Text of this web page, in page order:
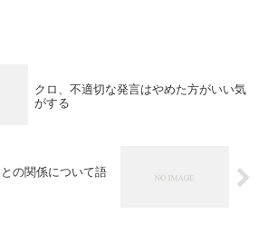
クロ、不適切な発言はやめた方がいい気
がする
の関係について語